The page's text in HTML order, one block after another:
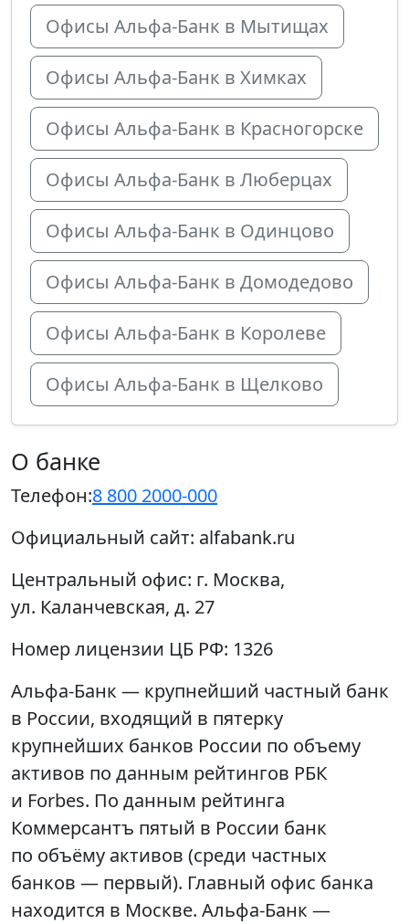
Офисы Альфа-Банк в Мытищах
Офисы Альфа-Банк в Химках
Офисы Альфа-Банк в Красногорске
Офисы Альфа-Банк в Люберцах
Офисы Альфа-Банк в Одинцово
Офисы Альфа-Банк в Домодедово
Офисы Альфа-Банк в Королеве
Офисы Альфа-Банк в Щелково
О банке
Телефон:8 800 2000-000
Официальный сайт: alfabank.ru
Центральный офис: г. Москва,
ул. Каланчевская, д. 27
Номер лицензии ЦБ РФ: 1326
Альфа-Банк — крупнейший частный банк
в России, входящий в пятерку
крупнейших банков России по объему
активов по данным рейтингов РБК
и Forbes. По данным рейтинга
Коммерсантъ пятый в России банк
по объёму активов (среди частных
банков — первый). Главный офис банка
находится в Москве. Альфа-Банк —